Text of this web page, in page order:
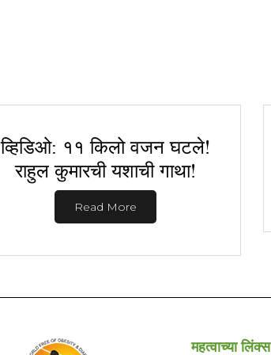
व्हिडिओ: ११ किलो वजन घटले!
राहुल कुमारची यशाची गाथा!
Read More
महत्वाच्या लिंक्स